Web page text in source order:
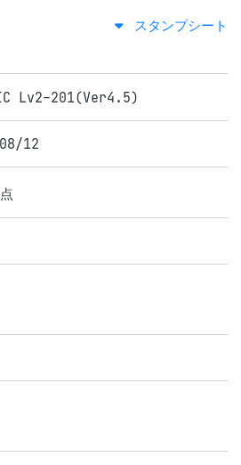
スタンプシート
Lv2-201(Ver4.5)
12
点